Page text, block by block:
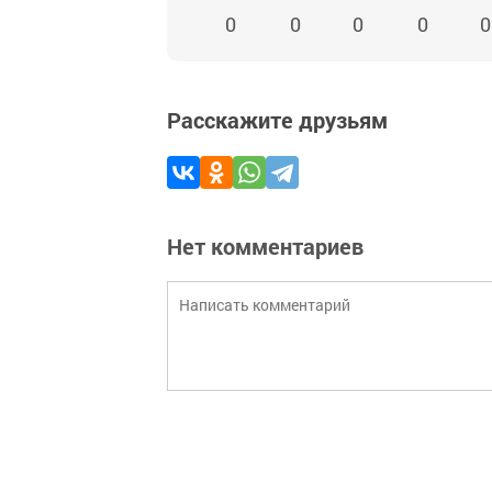
0 0 0 0 0
Расскажите друзьям
Нет комментариев